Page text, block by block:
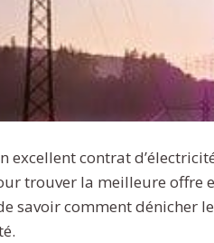
excellent contrat
trouver la meilleure offre
savoir comment dénicher